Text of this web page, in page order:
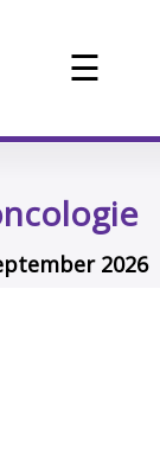
☰
2026